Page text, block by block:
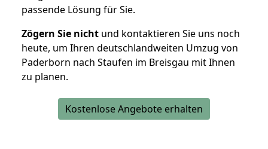
passende Lösung für Sie.
Zögern Sie nicht und kontaktieren Sie uns noch
heute, um Ihren deutschlandweiten Umzug von
Paderborn nach Staufen im Breisgau mit Ihnen
zu planen.
Kostenlose Angebote erhalten